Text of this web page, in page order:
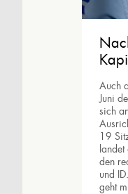
Auch
Juni
sich
19
den
und
geht